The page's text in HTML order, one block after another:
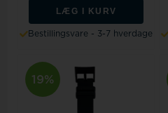
LÆG I KURV
Bestillingsvare - 3-7 hverdage
19%